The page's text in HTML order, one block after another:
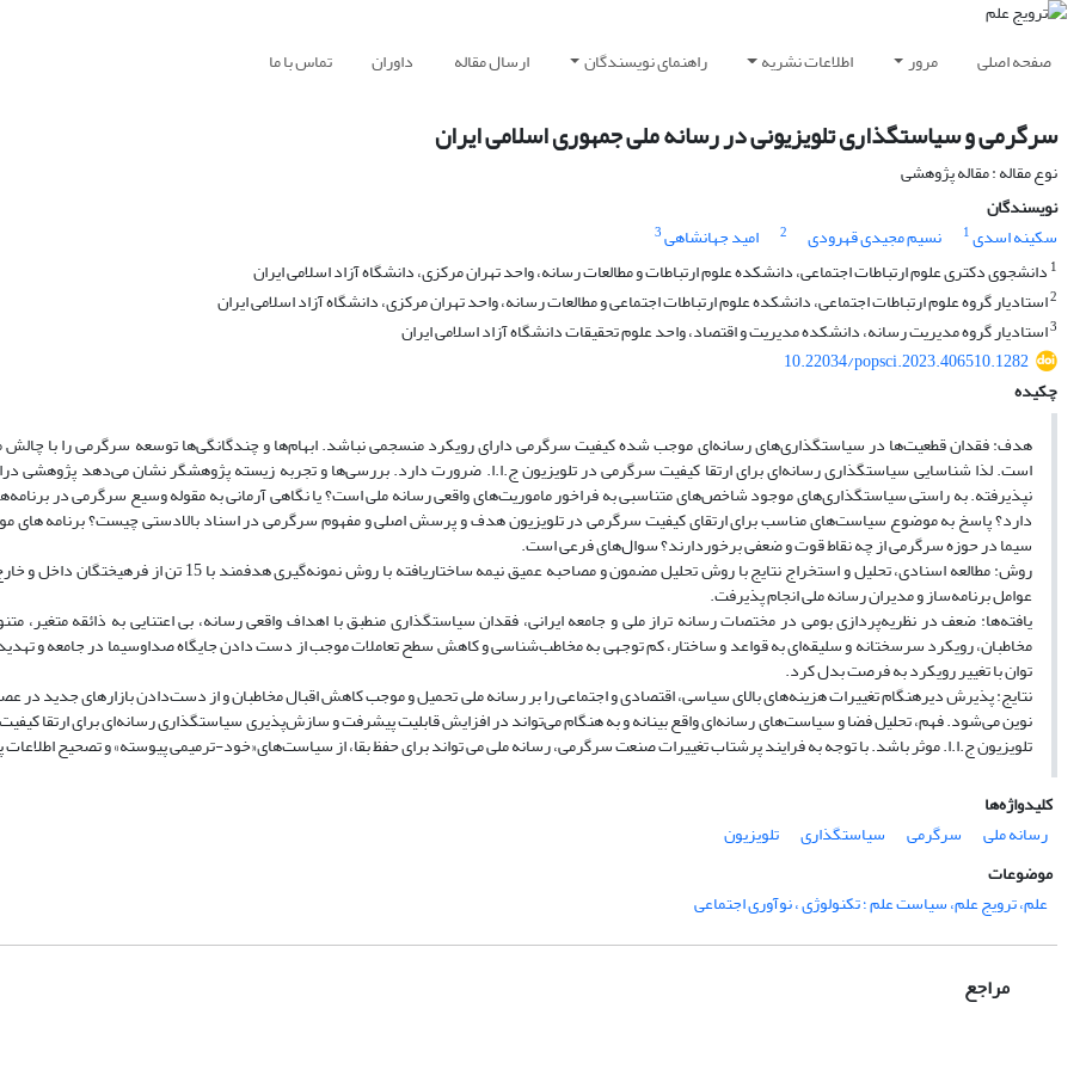
صفحه اصلی مرور اطلاعات نشریه راهنمای نویسندگان ارسال مقاله داوران تماس با ما
سرگرمی و سیاستگذاری تلویزیونی در رسانه ملی جمهوری اسلامی ایران
نوع مقاله : مقاله پژوهشی
نویسندگان
سکینه اسدی1 نسیم مجیدی قهرودی 2 امید جهانشاهی3
1 دانشجوی دکتری علوم ارتباطات اجتماعی، دانشکده علوم ارتباطات و مطالعات رسانه، واحد تهران مرکزی، دانشگاه آزاد اسلامی ایران
2استادیار گروه علوم ارتباطات اجتماعی، دانشکده علوم ارتباطات اجتماعی و مطالعات رسانه، واحد تهران مرکزی، دانشگاه آزاد اسلامی ایران
3استادیار گروه مدیریت رسانه، دانشکده مدیریت و اقتصاد، واحد علوم تحقیقات دانشگاه آزاد اسلامی ایران
10.22034/popsci.2023.406510.1282
چکیده
هدف: فقدان قطعیت‌ها در سیاستگذاری‌های رسانه‌ای موجب شده کیفیت سرگرمی دارای رویکرد منسجمی نباشد. ابهام‌ها و چندگانگی‌ها توسعه سرگرمی را با چالش
است. لذا شناسایی سیاستگذاری رسانه‌ای برای ارتقا کیفیت سرگرمی در تلویزیون ج.ا.ا. ضرورت دارد. بررسی‌ها و تجربه زیسته پژوهشگر نشان می‌دهد پژوهشی
نپذیرفته. به راستی سیاستگذاری‌های موجود شاخص‌های متناسبی به فراخور ماموریت‌های واقعی رسانه ملی است؟ یا نگاهی آرمانی به مقوله وسیع سرگرمی در
دارد؟ پاسخ به موضوع سیاست‌های مناسب برای ارتقای کیفیت سرگرمی در تلویزیون هدف و پرسش اصلی و مفهوم سرگرمی در اسناد بالادستی چیست؟ برنامه های
سیما در حوزه سرگرمی از چه نقاط قوت و ضعفی برخوردارند؟ سوال‌های فرعی است.
روش: مطالعه اسنادی، تحلیل‌ و استخراج نتایج با روش تحلیل مضمون و مصاحبه عمیق نیمه ساختاریافته با روش
عوامل برنامه‌ساز و مدیران رسانه‌ ملی انجام پذیرفت.
یافته‌ها: ضعف در نظریه‌پردازی بومی در مختصات رسانه تراز ملی و جامعه ایرانی، فقدان سیاستگذاری منطبق با اهداف واقعی رسانه، بی اعتنایی به ذائقه متغیر،
مخاطبان، رویکرد سرسختانه و سلیقه‌ای به قواعد و ساختار، کم توجهی به مخاطب‌شناسی و کاهش سطح تعاملات موجب از دست دادن جایگاه صداوسیما در جامعه و
توان با تغییر رویکرد به فرصت بدل کرد.
نتایج: پذیرش دیرهنگام تغییرات هزینه‌های بالای سیاسی، اقتصادی و اجتماعی را بر رسانه ملی تحمیل و موجب کاهش اقبال مخاطبان و از دست‌دادن بازارهای جدید در
نوین می‌شود. فهم، تحلیل فضا و سیاست‌های رسانه‌ای واقع بینانه و به هنگام می‌تواند در افزایش قابلیت پیشرفت و سازش‌پذیری سیاستگذاری رسانه‌ای برای ارتقا
تلویزیون ج.ا.ا. موثر باشد. با توجه به فرایند پرشتاب تغییرات صنعت سرگرمی، رسانه ملی می تواند برای حفظ بقا، از سیاست‌های«خود-ترمیمی پیوسته» و تصحیح اطلاعات
کلیدواژه‌ها
رسانه ملی
سرگرمی سیاستگذاری
تلویزیون
موضوعات
علم، ترویج علم، سیاست علم ؛ تکنولوژی ، نوآوری اجتماعی
مراجع